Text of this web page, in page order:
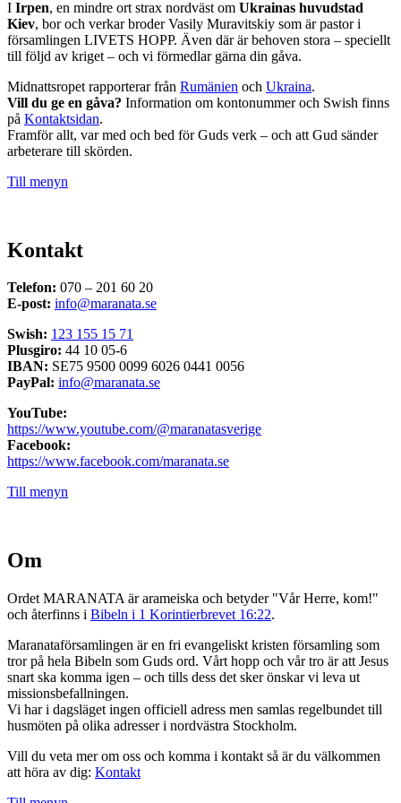
I Irpen, en mindre ort strax nordväst om Ukrainas huvudstad
Kiev, bor och verkar broder Vasily Muravitskiy som är pastor i
församlingen LIVETS HOPP. Även där är behoven stora – speciellt
till följd av kriget – och vi förmedlar gärna din gåva.
Midnattsropet rapporterar från Rumänien och Ukraina.
Vill du ge en gåva? Information om kontonummer och Swish finns
på Kontaktsidan.
Framför allt, var med och bed för Guds verk – och att Gud sänder
arbeterare till skörden.
Till menyn
Kontakt
Telefon: 070 – 201 60 20
E-post: info@maranata.se
Swish: 123 155 15 71
Plusgiro: 44 10 05-6
IBAN: SE75 9500 0099 6026 0441 0056
PayPal: info@maranata.se
YouTube:
https://www.youtube.com/@maranatasverige
Facebook:
https://www.facebook.com/maranata.se
Till menyn
Om
Ordet MARANATA är arameiska och betyder "Vår Herre, kom!"
och återfinns i Bibeln i 1 Korintierbrevet 16:22.
Maranataförsamlingen är en fri evangeliskt kristen församling som
tror på hela Bibeln som Guds ord. Vårt hopp och vår tro är att Jesus
snart ska komma igen – och tills dess det sker önskar vi leva ut
missionsbefallningen.
Vi har i dagsläget ingen officiell adress men samlas regelbundet till
husmöten på olika adresser i nordvästra Stockholm.
Vill du veta mer om oss och komma i kontakt så är du välkommen
att höra av dig: Kontakt